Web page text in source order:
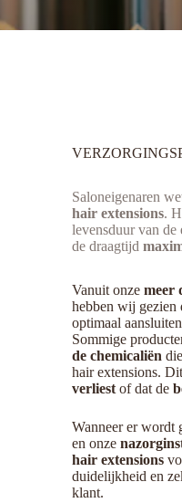
Saloneigenaren
hair extensions.
levensduur van de
de draagtijd
Vanuit onze meer
hebben wij gezien
optimaal
Sommige
de chemicaliën
hair extensions.
verliest of dat de
Wanneer er wordt
en onze
hair extensions
duidelijkheid en
klant.